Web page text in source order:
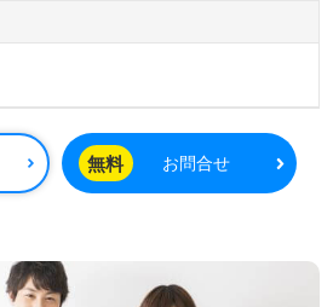
、グループホーム、サービス付き高
料老人ホーム、福祉用具貸与、保
ます。
活支援サービス×住まい』でご利用
！◎
のある方はもちろん、これから介護
く募集します。グループホームで
職員様同士の協力体制、明るい職場
イント！『ご利用者様のお役に立ち
無料 お問合せ